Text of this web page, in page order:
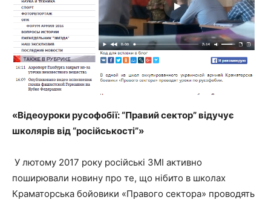
«Відеоуроки русофобії: “Правий сектор” відучує
школярів від “російськості”»
У лютому 2017 року російські ЗМІ активно
поширювали новину про те, що нібито в школах
Краматорська бойовики «Правого сектора» проводять